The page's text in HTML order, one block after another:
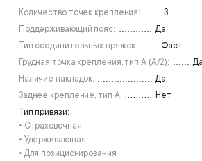
Количество точек крепления:
3
Поддерживающий пояс:
Да
Тип соединительных пряжек:
Фаст
Грудная точка крепления, тип А (А/2):
Да
Наличие накладок:
Да
Заднее крепление, тип А:
Нет
Тип привязи:
• Страховочная
• Удерживающая
• Для позиционирования